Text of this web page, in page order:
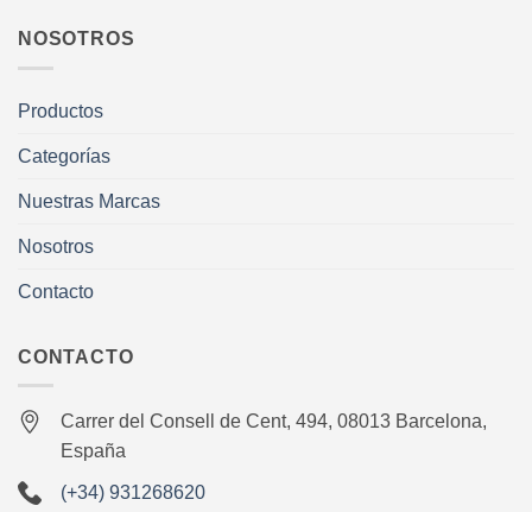
NOSOTROS
Productos
Categorías
Nuestras Marcas
Nosotros
Contacto
CONTACTO
Carrer del Consell de Cent, 494, 08013 Barcelona,
España
(+34) 931268620